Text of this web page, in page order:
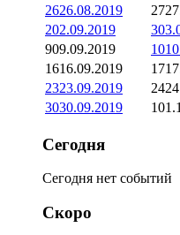
2626.08.2019 27
202.09.2019 3
909.09.2019 10
1616.09.2019 17
2323.09.2019 24
3030.09.2019 1
Сегодня
Сегодня нет событий
Скоро